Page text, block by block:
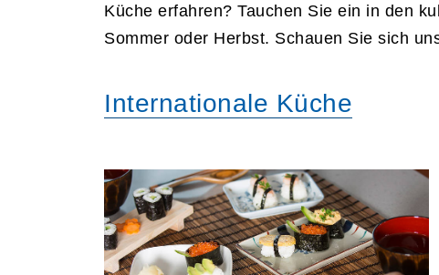
Küche erfahren? Tauchen Sie ein in den
Sommer oder Herbst. Schauen Sie sich
Internationale Küche